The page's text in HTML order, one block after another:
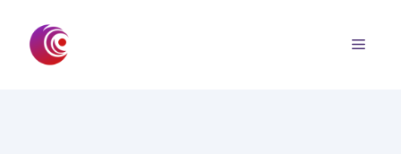
content
MENU